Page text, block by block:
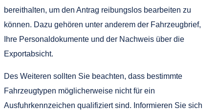
bereithalten, um den Antrag reibungslos bearbeiten zu
können. Dazu gehören unter anderem der Fahrzeugbrief,
Ihre Personaldokumente und der Nachweis über die
Exportabsicht.
Des Weiteren sollten Sie beachten, dass bestimmte
Fahrzeugtypen möglicherweise nicht für ein
Ausfuhrkennzeichen qualifiziert sind. Informieren Sie sich